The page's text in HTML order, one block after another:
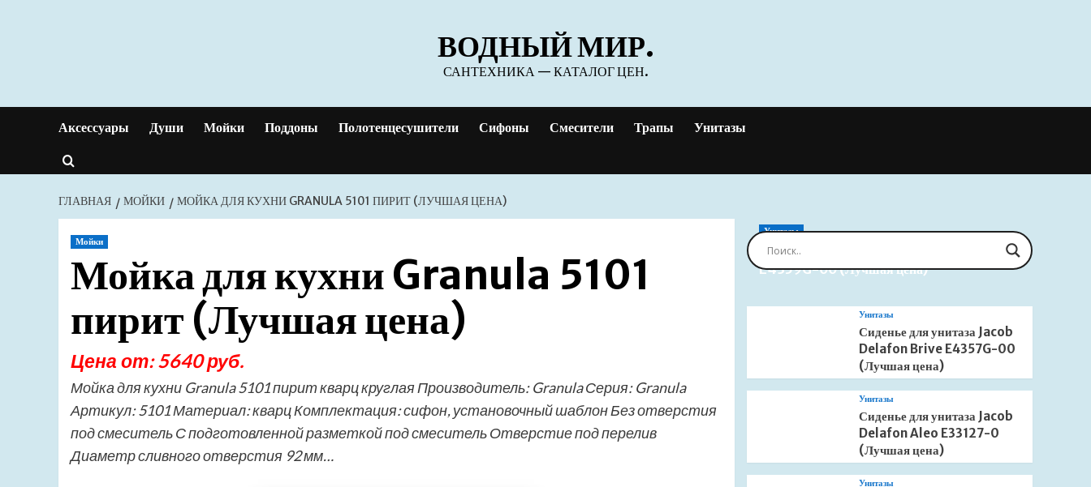
ВОДНЫЙ МИР.
САНТЕХНИКА — КАТАЛОГ ЦЕН.
Аксессуары Души Мойки Поддоны Полотенцесушители Сифоны Смесители Трапы Унитазы
ГЛАВНАЯ МОЙКИ МОЙКА ДЛЯ КУХНИ GRANULA 5101 ПИРИТ (ЛУЧШАЯ ЦЕНА)
Мойки
Мойка для кухни Granula 5101
пирит (Лучшая цена)
Цена от: 5640 руб.
Мойка для кухни Granula 5101 пирит кварц круглая Производитель: Granula Серия: Granula
Артикул: 5101 Материал: кварц Комплектация: сифон, установочный шаблон Без отверстия
под смеситель С подготовленной разметкой под смеситель Отверстие под перелив
Диаметр сливного отверстия 92 мм…
Унитазы
Сиденье для унитаза Jacob Delafon Brive
E4359G-00 (Лучшая цена)
Унитазы
Сиденье для унитаза Jacob
Delafon Brive E4357G-00
(Лучшая цена)
Унитазы
Сиденье для унитаза Jacob
Delafon Aleo E33127-0
(Лучшая цена)
Унитазы